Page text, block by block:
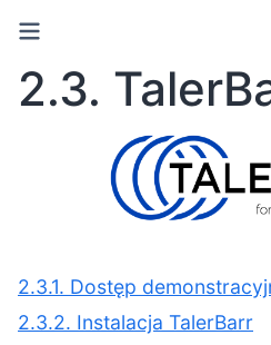
2.3.
2.3.1. Dostęp
2.3.2. Instalacja TalerBarr